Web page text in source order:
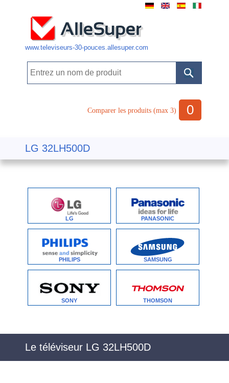
www.televiseurs-30-pouces.allesuper.com
Comparer les produits (max 3) 0
LG 32LH500D
LG PANASONIC
PHILIPS SAMSUNG
SONY THOMSON
Le téléviseur LG 32LH500D